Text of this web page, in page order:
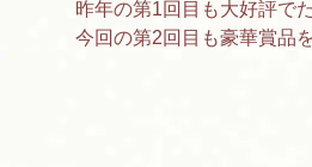
昨年の第1回目も大好評で
今回の第2回目も豪華賞品